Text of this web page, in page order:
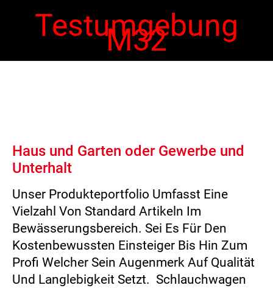
Testumgebung
M32
Haus und Garten oder Gewerbe und
Unterhalt
Unser Produkteportfolio Umfasst Eine
Vielzahl Von Standard Artikeln Im
Bewässerungsbereich. Sei Es Für Den
Kostenbewussten Einsteiger Bis Hin Zum
Profi Welcher Sein Augenmerk Auf Qualität
Und Langlebigkeit Setzt. Schlauchwagen